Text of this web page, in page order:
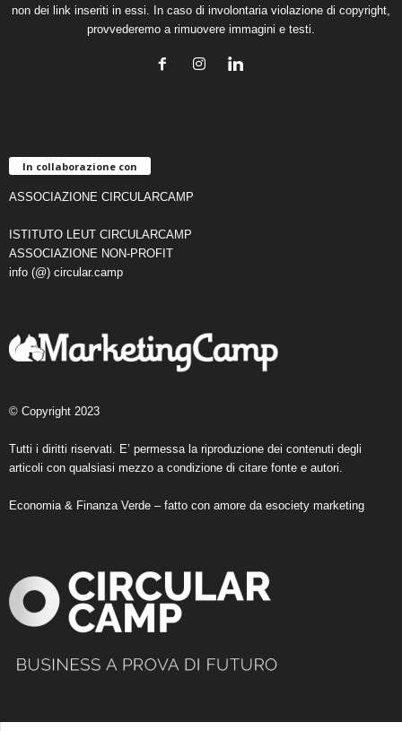
non dei link inseriti in essi. In caso di involontaria violazione di copyright,
provvederemo a rimuovere immagini e testi.
In collaborazione con
ASSOCIAZIONE CIRCULARCAMP
ISTITUTO LEUT CIRCULARCAMP
ASSOCIAZIONE NON-PROFIT
info (@) circular.camp
© Copyright 2023
Tutti i diritti riservati. E’ permessa la riproduzione dei contenuti degli
articoli con qualsiasi mezzo a condizione di citare fonte e autori.
Economia & Finanza Verde – fatto con amore da esociety marketing